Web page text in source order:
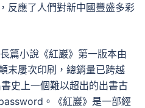
反應了人們對新中國豐盛多彩
篇小說《紅巖》第一版本由
末屢次印刷，總銷量已跨越
史上一個難以超出的出書古
。《紅巖》是一部經